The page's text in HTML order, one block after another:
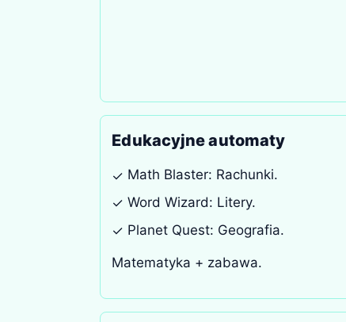
Edukacyjne automaty
✓ Math Blaster: Rachunki.
✓ Word Wizard: Litery.
✓ Planet Quest: Geografia.
Matematyka + zabawa.